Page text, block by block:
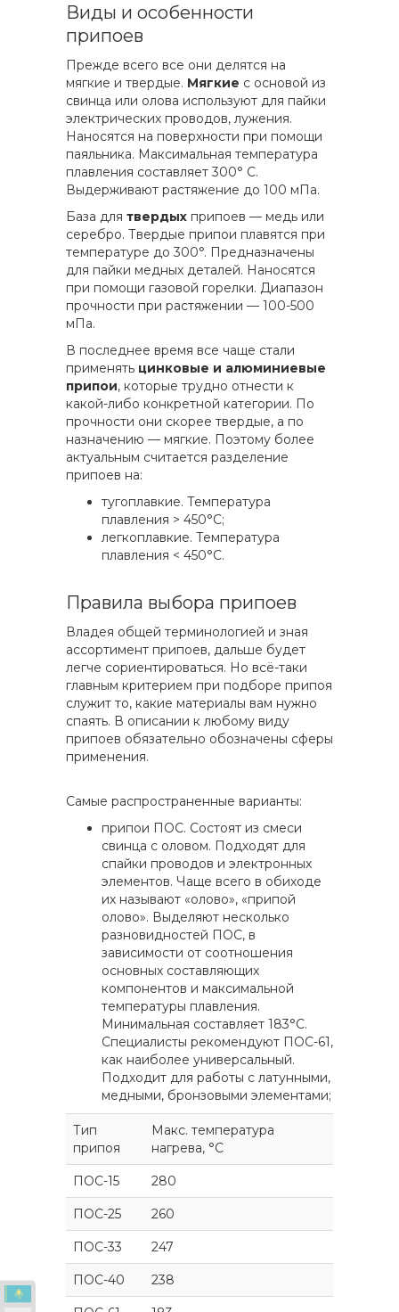
Виды и особенности
припоев
Прежде всего все они делятся на
мягкие и твердые. Мягкие с основой из
свинца или олова используют для пайки
электрических проводов, лужения.
Наносятся на поверхности при помощи
паяльника. Максимальная температура
плавления составляет 300° C.
Выдерживают растяжение до 100 мПа.
База для твердых припоев — медь или
серебро. Твердые припои плавятся при
температуре до 300°. Предназначены
для пайки медных деталей. Наносятся
при помощи газовой горелки. Диапазон
прочности при растяжении — 100-500
мПа.
В последнее время все чаще стали
применять цинковые и алюминиевые
припои, которые трудно отнести к
какой-либо конкретной категории. По
прочности они скорее твердые, а по
назначению — мягкие. Поэтому более
актуальным считается разделение
припоев на:
тугоплавкие. Температура
плавления > 450°C;
легкоплавкие. Температура
плавления < 450°C.
Правила выбора припоев
Владея общей терминологией и зная
ассортимент припоев, дальше будет
легче сориентироваться. Но всё-таки
главным критерием при подборе припоя
служит то, какие материалы вам нужно
спаять. В описании к любому виду
припоев обязательно обозначены сферы
применения.
Самые распространенные варианты:
припои ПОС. Состоят из смеси
свинца с оловом. Подходят для
спайки проводов и электронных
элементов. Чаще всего в обиходе
их называют «олово», «припой
олово». Выделяют несколько
разновидностей ПОС, в
зависимости от соотношения
основных составляющих
компонентов и максимальной
температуры плавления.
Минимальная составляет 183°C.
Специалисты рекомендуют ПОС-61,
как наиболее универсальный.
Подходит для работы с латунными,
медными, бронзовыми элементами;
Тип
припоя
Макс. температура
нагрева, °С
ПОС-15 280
ПОС-25 260
ПОС-33 247
ПОС-40 238